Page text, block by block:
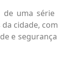
uma série
cidade,
e